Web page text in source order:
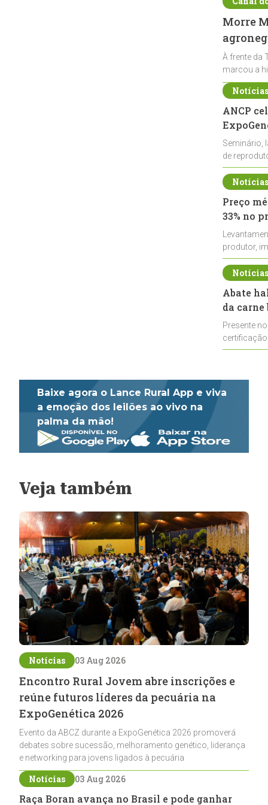
Morre
À frente da
marcou a
ANCP
Seminário,
de
durante a
Preço
33% no
produtor,
de leite cru
Abate
da
Presente
Baixe agora o Lance Rural App e viva
a emoção dos leilões ao vivo na
palma da mão!
Veja também
Notícias 03 Aug 2026
Encontro Rural Jovem abre inscrições e
reúne futuros líderes da pecuária na
ExpoGenética 2026
Evento da ABCZ durante a ExpoGenética 2026 promoverá
debates sobre sucessão, melhoramento genético, liderança
e networking para jovens ligados à pecuária
Notícias 03 Aug 2026
Raça Boran avança no Brasil e pode ganhar